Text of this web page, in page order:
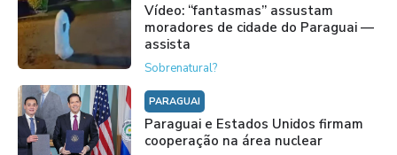
Vídeo: “fantasmas” assustam
moradores de cidade do Paraguai —
assista
Sobrenatural?
PARAGUAI
Paraguai e Estados Unidos firmam
cooperação na área nuclear